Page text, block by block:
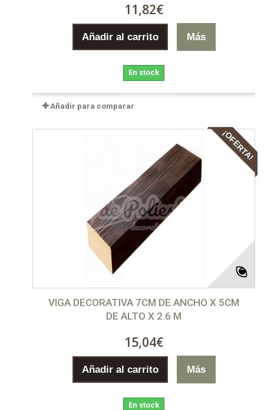
11,82€
Añadir al carrito Más
En stock
Añadir para comparar
¡OFERTA!
VIGA DECORATIVA 7CM DE ANCHO X 5CM
DE ALTO X 2.6 M
15,04€
Añadir al carrito Más
En stock